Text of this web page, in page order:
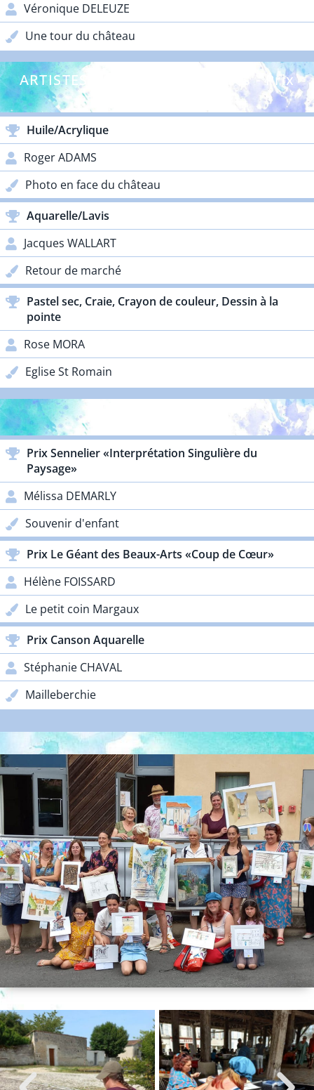
Véronique DELEUZE
Une tour du château
ARTISTES CONFIRMÉS - Adultes - Prix
Huile/Acrylique
Roger ADAMS
Photo en face du château
Aquarelle/Lavis
Jacques WALLART
Retour de marché
Pastel sec, Craie, Crayon de couleur, Dessin à la
pointe
Rose MORA
Eglise St Romain
Prix Sennelier «Interprétation Singulière du
Paysage»
Mélissa DEMARLY
Souvenir d'enfant
Prix Le Géant des Beaux-Arts «Coup de Cœur»
Hélène FOISSARD
Le petit coin Margaux
Prix Canson Aquarelle
Stéphanie CHAVAL
Mailleberchie